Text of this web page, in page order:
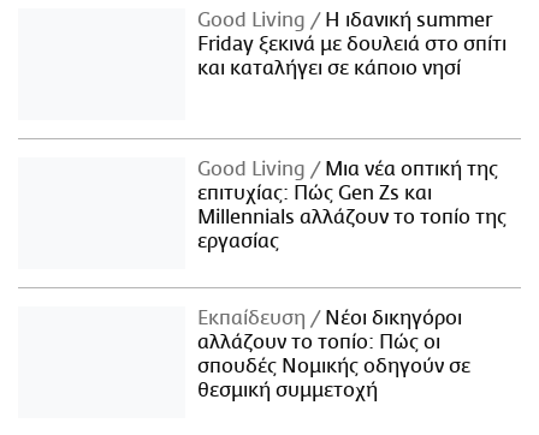
Good Living
Η ιδανική summer
Friday ξεκινά με δουλειά στο σπίτι
και καταλήγει σε κάποιο νησί
Good Living
Μια νέα οπτική της
επιτυχίας: Πώς Gen Zs και
Millennials αλλάζουν το τοπίο της
εργασίας
Εκπαίδευση
Νέοι δικηγόροι
αλλάζουν το τοπίο: Πώς οι
σπουδές Νομικής οδηγούν σε
θεσμική συμμετοχή